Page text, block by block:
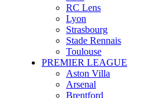
RC Lens
Lyon
Strasbourg
Stade Rennais
Toulouse
PREMIER LEAGUE
Aston Villa
Arsenal
Brentford